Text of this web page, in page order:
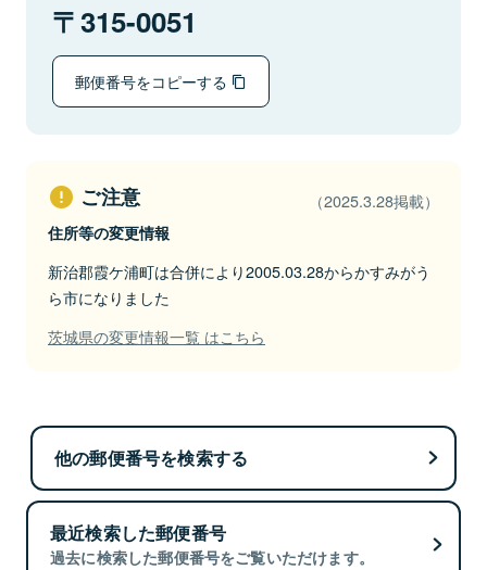
315-0051
郵便番号をコピーする
ご注意 （2025.3.28掲載）
住所等の変更情報
新治郡霞ケ浦町は合併により2005.03.28からかすみがう
ら市になりました
茨城県の変更情報一覧 はこちら
他の郵便番号を検索する
最近検索した郵便番号
過去に検索した郵便番号をご覧いただけます。